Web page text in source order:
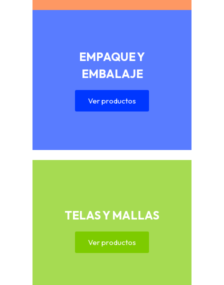
EMPAQUE Y
EMBALAJE
Ver productos
TELAS Y MALLAS
Ver productos